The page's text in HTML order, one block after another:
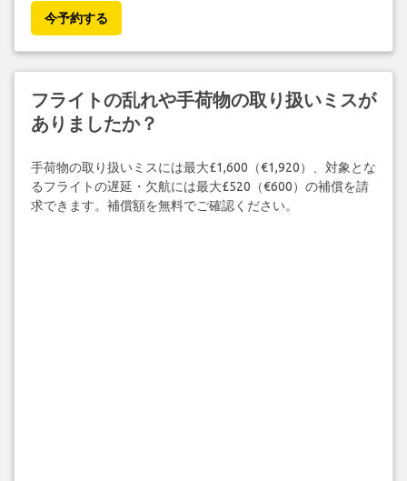
今予約する
フライトの乱れや手荷物の取り扱いミスが
ありましたか？
手荷物の取り扱いミスには最大£1,600（€1,920）、対象とな
るフライトの遅延・欠航には最大£520（€600）の補償を請
求できます。補償額を無料でご確認ください。